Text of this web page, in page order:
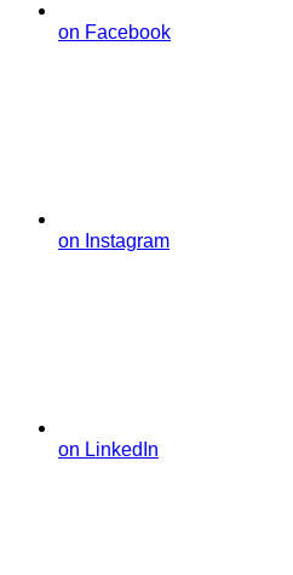
on Facebook
on Instagram
on LinkedIn